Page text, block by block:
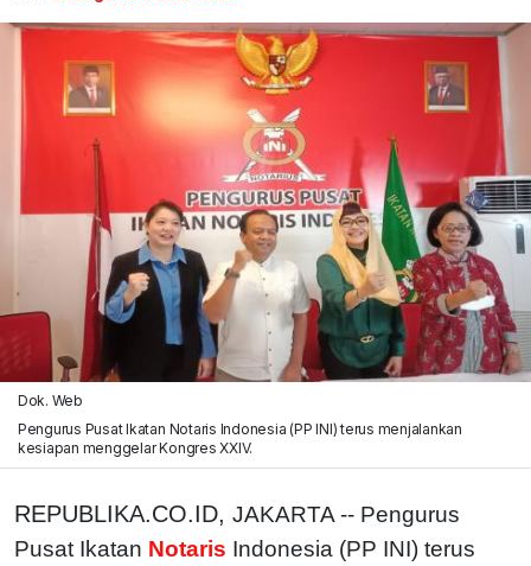
Dok. Web
Pengurus Pusat Ikatan Notaris Indonesia (PP INI) terus menjalankan
kesiapan menggelar Kongres XXIV.
REPUBLIKA.CO.ID, JAKARTA -- Pengurus
Pusat Ikatan Notaris Indonesia (PP INI) terus